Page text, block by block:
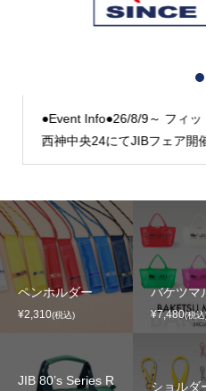
●Event Info●26/8/9～ フィ
西神中央24にてJIBフェア開
2
ペンホルダー
¥2,310(税込)
バケツマ
¥7,480(税
JIB 80’s Series R
ショルダ